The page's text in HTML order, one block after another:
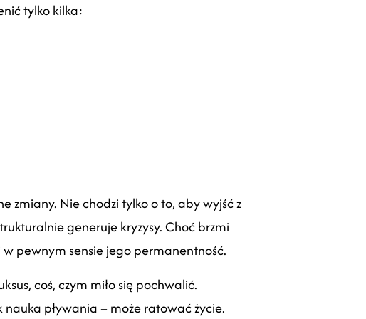
tylko kilka:
zmiany. Nie chodzi tylko o to, aby wyjść z
generuje kryzysy. Choć brzmi
pewnym sensie jego permanentność.
coś, czym miło się pochwalić.
pływania – może ratować życie.